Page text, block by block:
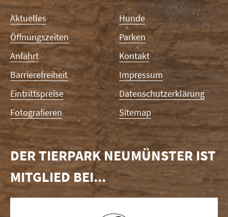
Navigation
überspringen
Aktuelles
Öffnungszeiten
Anfahrt
Barrierefreiheit
Eintrittspreise
Fotografieren
Hunde
Parken
Kontakt
Impressum
Datenschutzerklärung
Sitemap
DER TIERPARK NEUMÜNSTER IST
MITGLIED BEI...